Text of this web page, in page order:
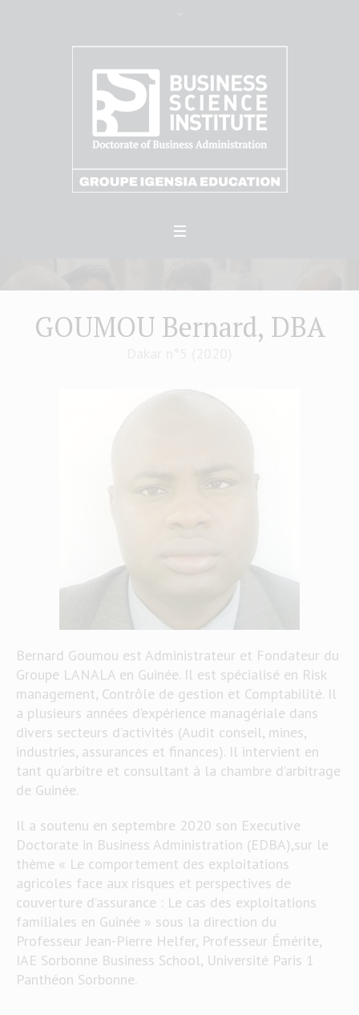
GOUMOU Bernard, DBA
Bernard Goumou est Administrateur et Fondateur du
Groupe LANALA en Guinée. Il est spécialisé en Risk
management, Contrôle de gestion et Comptabilité. Il
a plusieurs années d’expérience managériale dans
divers secteurs d’activités (Audit conseil, mines,
industries, assurances et finances). Il intervient en
tant qu’arbitre et consultant à la chambre d’arbitrage
de Guinée.
Il a soutenu en septembre 2020 son Executive
Doctorate in Business Administration (EDBA),sur le
thème « Le comportement des exploitations
agricoles face aux risques et perspectives de
couverture d’assurance : Le cas des exploitations
familiales en Guinée » sous la direction du
Professeur Jean-Pierre Helfer, Professeur Émérite,
IAE Sorbonne Business School, Université Paris 1
Panthéon Sorbonne.